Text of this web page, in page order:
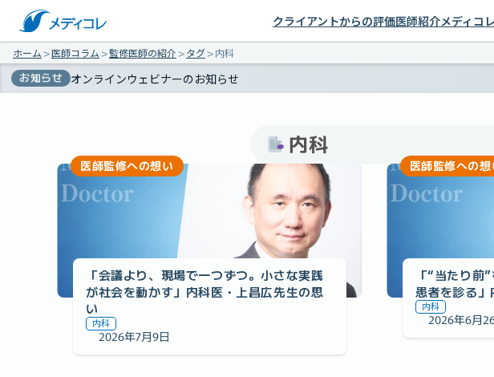
クライアントからの評価医師紹介メディコ
ホーム＞医師コラム＞監修医師の紹介＞タグ＞内科
お知らせ オンラインウェビナーのお知らせ
内科
医師監修への想い
「会議より、現場で一つずつ。小さな実践
が社会を動かす」内科医・上昌広先生の思
い
内科
2026年7月9日
医師監修への想
「“当たり前
患者を診る
内科
2026年6月